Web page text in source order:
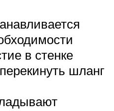
в стенке
шланг